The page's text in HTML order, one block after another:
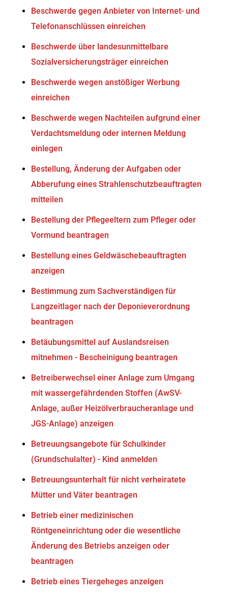
Beschwerde gegen Anbieter von Internet- und
Telefonanschlüssen einreichen
Beschwerde über landesunmittelbare
Sozialversicherungsträger einreichen
Beschwerde wegen anstößiger Werbung
einreichen
Beschwerde wegen Nachteilen aufgrund einer
Verdachtsmeldung oder internen Meldung
einlegen
Bestellung, Änderung der Aufgaben oder
Abberufung eines Strahlenschutzbeauftragten
mitteilen
Bestellung der Pflegeeltern zum Pfleger oder
Vormund beantragen
Bestellung eines Geldwäschebeauftragten
anzeigen
Bestimmung zum Sachverständigen für
Langzeitlager nach der Deponieverordnung
beantragen
Betäubungsmittel auf Auslandsreisen
mitnehmen - Bescheinigung beantragen
Betreiberwechsel einer Anlage zum Umgang
mit wassergefährdenden Stoffen (AwSV-
Anlage, außer Heizölverbraucheranlage und
JGS-Anlage) anzeigen
Betreuungsangebote für Schulkinder
(Grundschulalter) - Kind anmelden
Betreuungsunterhalt für nicht verheiratete
Mütter und Väter beantragen
Betrieb einer medizinischen
Röntgeneinrichtung oder die wesentliche
Änderung des Betriebs anzeigen oder
beantragen
Betrieb eines Tiergeheges anzeigen